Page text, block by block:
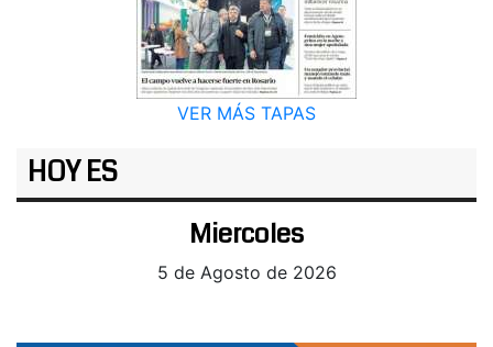
VER MÁS TAPAS
HOY ES
Miercoles
5 de Agosto de 2026